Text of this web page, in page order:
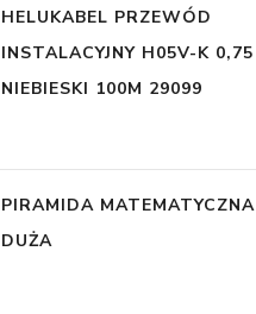
HELUKABEL PRZEWÓD
INSTALACYJNY H05V-K 0,75
NIEBIESKI 100M 29099
PIRAMIDA MATEMATYCZNA
DUŻA